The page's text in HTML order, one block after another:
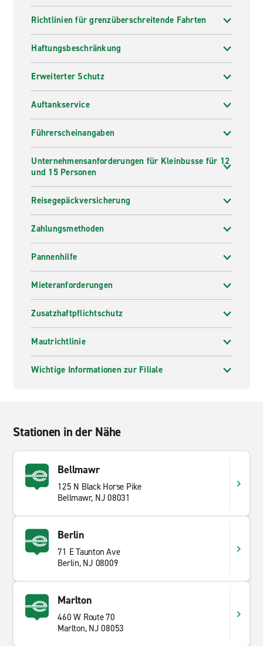
Richtlinien für grenzüberschreitende Fahrten
Haftungsbeschränkung
Erweiterter Schutz
Auftankservice
Führerscheinangaben
Unternehmensanforderungen für Kleinbusse für 12
und 15 Personen
Reisegepäckversicherung
Zahlungsmethoden
Pannenhilfe
Mieteranforderungen
Zusatzhaftpflichtschutz
Mautrichtlinie
Wichtige Informationen zur Filiale
Stationen in der Nähe
Bellmawr
125 N Black Horse Pike
Bellmawr, NJ 08031
Berlin
71 E Taunton Ave
Berlin, NJ 08009
Marlton
460 W Route 70
Marlton, NJ 08053